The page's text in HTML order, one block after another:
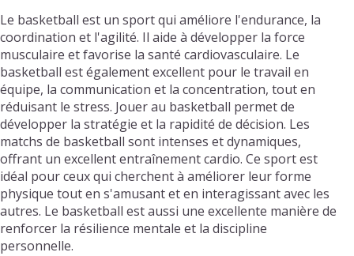
Le basketball est un sport qui améliore l'endurance, la
coordination et l'agilité. Il aide à développer la force
musculaire et favorise la santé cardiovasculaire. Le
basketball est également excellent pour le travail en
équipe, la communication et la concentration, tout en
réduisant le stress. Jouer au basketball permet de
développer la stratégie et la rapidité de décision. Les
matchs de basketball sont intenses et dynamiques,
offrant un excellent entraînement cardio. Ce sport est
idéal pour ceux qui cherchent à améliorer leur forme
physique tout en s'amusant et en interagissant avec les
autres. Le basketball est aussi une excellente manière de
renforcer la résilience mentale et la discipline
personnelle.